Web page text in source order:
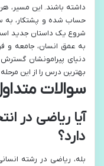
داشته باشند. این مسیر،
حساب شده و پشتکار، به
شروع یک داستان جدید
به عمق انسان، جامعه و
دنیای پیرامونشان
بهترین درس را از این
سوالات
آیا ریاضی در
دارد؟
بله، ریاضی در رشته